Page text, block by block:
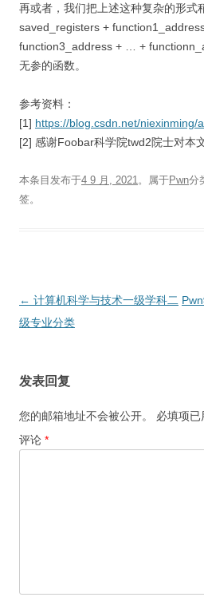
再或者，我们把上述这种复杂的形式
saved_registers +
function3_address + … +
无参的函数。
参考资料：
[1] https://blog.csdn.net/niexinming/
[2] 感谢Foobar科学院twd2院士对本
本条目发布于4 9 月, 2021 。属于Pwn分
签。
文
章
← 计算机科学与技术一级学科二
级专业分类
发表回复
您的邮箱地址不会被公开。 必填项已
评论 *